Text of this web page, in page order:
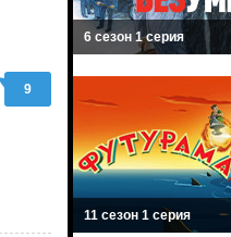
9
6 сезон 1 серия
11 сезон 1 серия